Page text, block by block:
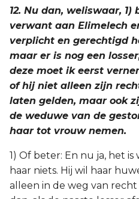
12. Nu dan, weliswaar, 1)
verwant aan Elimelech
verplicht en gerechtigd
maar er is nog een
deze moet ik eerst
of hij niet alleen zijn
laten gelden, maar ook
de weduwe van de
haar tot vrouw nemen.
1) Of beter: En nu ja, het
haar niets. Hij wil haar
alleen in de weg van